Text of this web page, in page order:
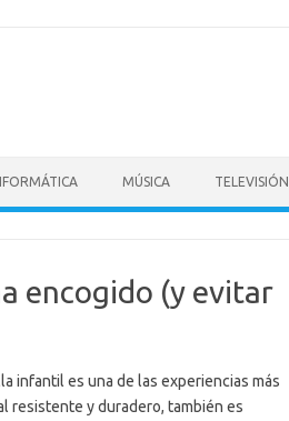
MÚSICA TELEVISIÓN
encogido (y evitar
infantil es una de las experiencias más
resistente y duradero, también es